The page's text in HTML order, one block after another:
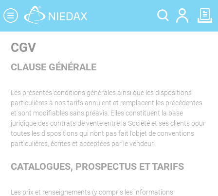
CGV
CLAUSE GÉNÉRALE
Les présentes conditions générales ainsi que les dispositions
particulières à nos tarifs annulent et remplacent les précédentes
et sont modifiables sans préavis. Elles constituent la base
juridique des contrats de vente entre la Société et ses clients pour
toutes les dispositions qui n’ont pas fait l’objet de conventions
particulières, écrites et acceptées par le vendeur.
CATALOGUES, PROSPECTUS ET TARIFS
Les prix et renseignements (y compris les informations
Panneau de gestion des cookies